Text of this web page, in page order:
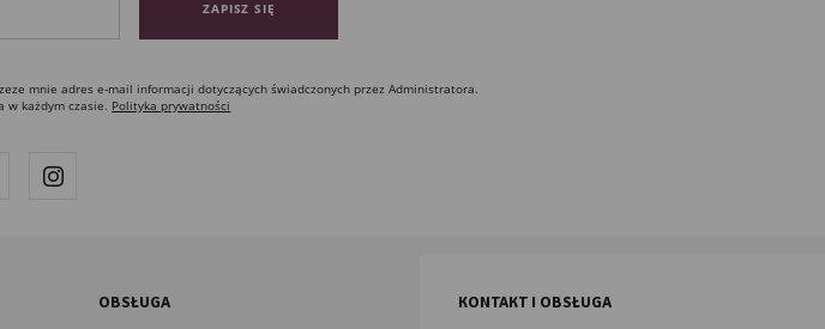
mnie adres e-mail informacji dotyczących świadczonych przez Administratora.
w każdym czasie. Polityka prywatności
OBSŁUGA KONTAKT I OBSŁUGA